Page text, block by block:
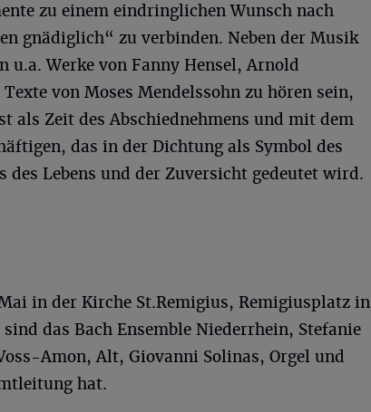
zu einem eindringlichen Wunsch nach
gnädiglich“ zu verbinden. Neben der Musik
u.a. Werke von Fanny Hensel, Arnold
von Moses Mendelssohn zu hören sein,
als Zeit des Abschiednehmens und mit dem
das in der Dichtung als Symbol des
des Lebens und der Zuversicht gedeutet wird.
in der Kirche St.Remigius, Remigiusplatz in
das Bach Ensemble Niederrhein, Stefanie
Amon, Alt, Giovanni Solinas, Orgel und
hat.